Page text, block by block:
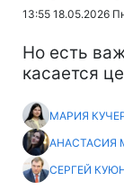
13:55 18.05.2026
Но есть
касается
МАРИЯ
АНАСТАСИЯ
СЕРГЕЙ